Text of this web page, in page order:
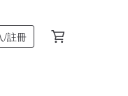
/註冊